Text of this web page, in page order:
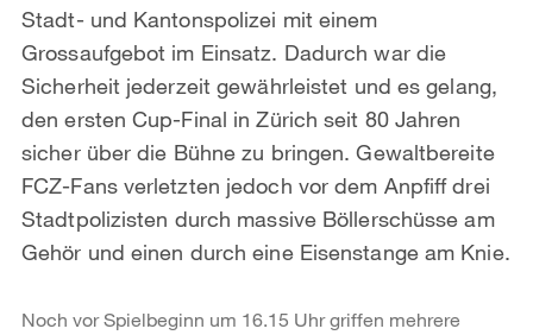
Stadt- und Kantonspolizei mit einem
Grossaufgebot im Einsatz. Dadurch war die
Sicherheit jederzeit gewährleistet und es gelang,
den ersten Cup-Final in Zürich seit 80 Jahren
sicher über die Bühne zu bringen. Gewaltbereite
FCZ-Fans verletzten jedoch vor dem Anpfiff drei
Stadtpolizisten durch massive Böllerschüsse am
Gehör und einen durch eine Eisenstange am Knie.
Noch vor Spielbeginn um 16.15 Uhr griffen mehrere